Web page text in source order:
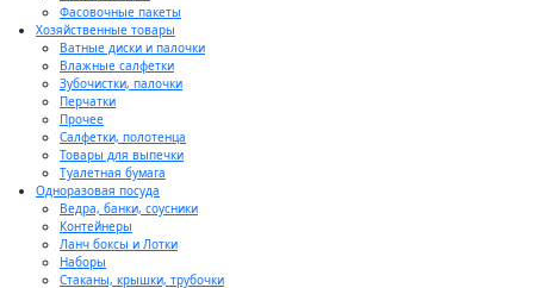
Фасовочные пакеты
Хозяйственные товары
Ватные диски и палочки
Влажные салфетки
Зубочистки, палочки
Перчатки
Прочее
Салфетки, полотенца
Товары для выпечки
Туалетная бумага
Одноразовая посуда
Ведра, банки, соусники
Контейнеры
Ланч боксы и Лотки
Наборы
Стаканы, крышки, трубочки